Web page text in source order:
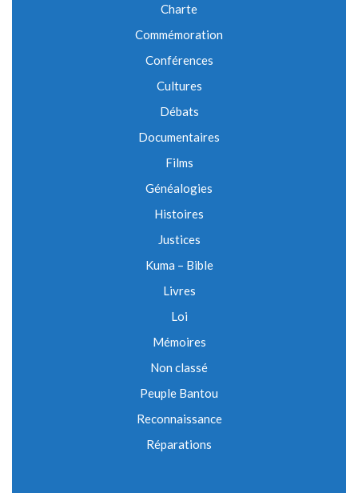
Charte
Commémoration
Conférences
Cultures
Débats
Documentaires
Films
Généalogies
Histoires
Justices
Kuma – Bible
Livres
Loi
Mémoires
Non classé
Peuple Bantou
Reconnaissance
Réparations